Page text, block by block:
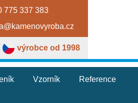
775 337 383
výrobce od 1998
Vzorník Reference